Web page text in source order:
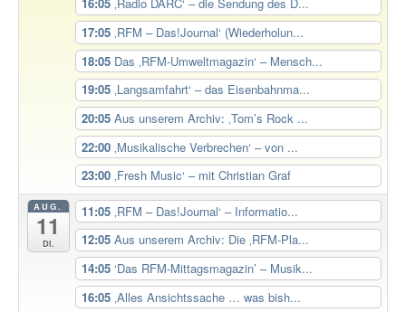
17:05 ‚RFM – Das!Journal‘ (Wiederholun...
18:05 Das ‚RFM-Umweltmagazin‘ – Mensch...
19:05 ‚Langsamfahrt‘ – das Eisenbahnma...
20:05 Aus unserem Archiv: ‚Tom’s Rock ...
22:00 ‚Musikalische Verbrechen‘ – von ...
23:00 ‚Fresh Music‘ – mit Christian Graf
AUG.
11
Di.
11:05 ‚RFM – Das!Journal‘ – Informatio...
12:05 Aus unserem Archiv: Die ‚RFM-Pla...
14:05 ‘Das RFM-Mittagsmagazin’ – Musik...
16:05 ‚Alles Ansichtssache … was bish...